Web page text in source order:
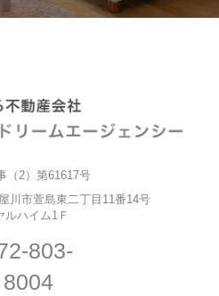
（2）第61617号
川市萱島東二丁目11番14号
ルハイム1Ｆ
803-
8004